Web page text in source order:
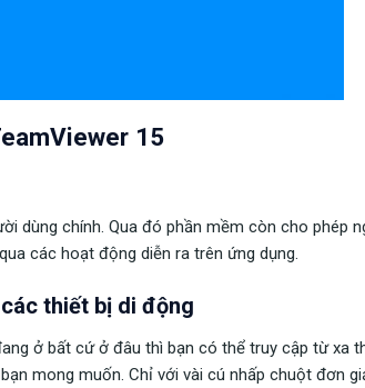
15
dùng chính. Qua đó phần mềm còn cho phép
các hoạt động diễn ra trên ứng dụng.
thiết bị di động
ở bất cứ ở đâu thì bạn có thể truy cập từ xa
mong muốn. Chỉ với vài cú nhấp chuột đơn